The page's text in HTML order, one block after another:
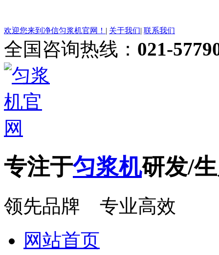
欢迎您来到净信匀浆机官网！ | 关于我们| 联系我们
全国咨询热线： 021-
专注于匀浆机研发/
领先品牌 专业高效
网站首页